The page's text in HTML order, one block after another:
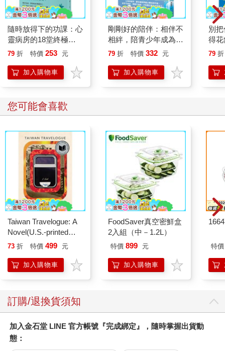
隨時放得下的功課：心
靈病房的18堂終極學
分
79 折 特價 253 元
加入購物車
剛剛好的陪伴：相伴不
相絆，陪青少年成為想
要的自己
79 折 特價 332 元
加入購物車
別
得
—理
79 折
您可能會喜歡
Taiwan Travelogue: A
Novel(U.S.-printed
edition)
73 折 特價 499 元
加入購物車
FoodSaver真空密鮮盒
2入組（中－1.2L）
特價 899 元
加入購物車
特價
訂購/退換貨須知
加入金石堂 LINE 官方帳號『完成綁定』，隨時掌握出貨動
態：